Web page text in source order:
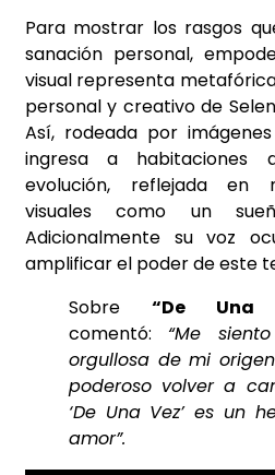
Para mostrar los rasgos
sanación personal,
visual representa
personal y creativo de
Así, rodeada por
ingresa a habitaciones
evolución, reflejada en
visuales como un
Adicionalmente su voz
amplificar el poder de este
Sobre “De Una
comentó: “Me
orgullosa de mi
poderoso volver a
‘De Una Vez’ es un
amor”.